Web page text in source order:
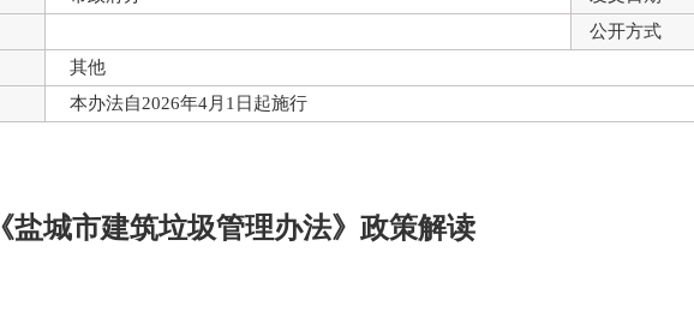
公开方式
其他
本办法自2026年4月1日起施行
《盐城市建筑垃圾管理办法》政策解读